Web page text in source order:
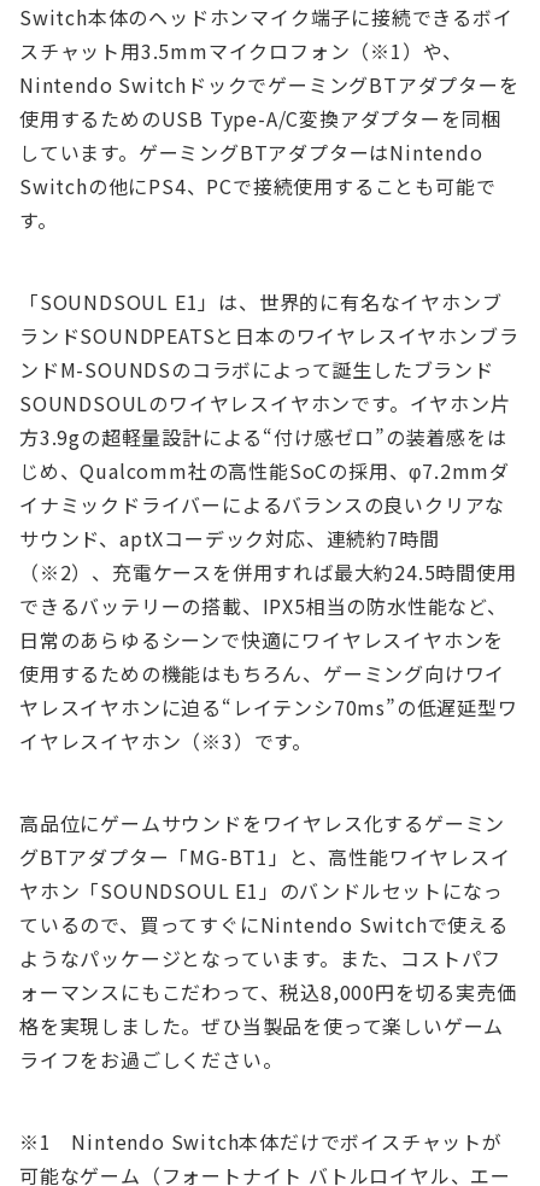
Switch本体のヘッドホンマイク端子に接続できるボイ
スチャット用3.5mmマイクロフォン（※1）や、
Nintendo SwitchドックでゲーミングBTアダプターを
使用するためのUSB Type-A/C変換アダプターを同梱
しています。ゲーミングBTアダプターはNintendo
Switchの他にPS4、PCで接続使用することも可能で
す。
「SOUNDSOUL E1」は、世界的に有名なイヤホンブ
ランドSOUNDPEATSと日本のワイヤレスイヤホンブラ
ンドM-SOUNDSのコラボによって誕生したブランド
SOUNDSOULのワイヤレスイヤホンです。イヤホン片
方3.9gの超軽量設計による“付け感ゼロ”の装着感をは
じめ、Qualcomm社の高性能SoCの採用、φ7.2mmダ
イナミックドライバーによるバランスの良いクリアな
サウンド、aptXコーデック対応、連続約7時間
（※2）、充電ケースを併用すれば最大約24.5時間使用
できるバッテリーの搭載、IPX5相当の防水性能など、
日常のあらゆるシーンで快適にワイヤレスイヤホンを
使用するための機能はもちろん、ゲーミング向けワイ
ヤレスイヤホンに迫る“レイテンシ70ms”の低遅延型ワ
イヤレスイヤホン（※3）です。
高品位にゲームサウンドをワイヤレス化するゲーミン
グBTアダプター「MG-BT1」と、高性能ワイヤレスイ
ヤホン「SOUNDSOUL E1」のバンドルセットになっ
ているので、買ってすぐにNintendo Switchで使える
ようなパッケージとなっています。また、コストパフ
ォーマンスにもこだわって、税込8,000円を切る実売価
格を実現しました。ぜひ当製品を使って楽しいゲーム
ライフをお過ごしください。
※1 Nintendo Switch本体だけでボイスチャットが
可能なゲーム（フォートナイト バトルロイヤル、エー